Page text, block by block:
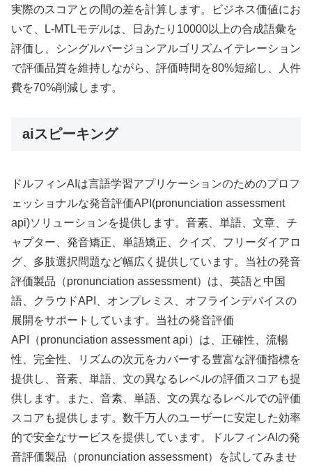
実際のスコアとの間の差を計算します。ビジネス価値にお
いて、L-MTLモデルは、日あたり10000以上の合成語彙を
評価し、シングルバージョンアルゴリズムイテレーション
で評価品質を維持しながら、評価時間を80%短縮し、人件
費を70%削減します。
aiスピーキング
ドルフィンAIは言語学習アプリケーションのためのプロフ
ェッショナルな発音評価API(pronunciation assessment
api)ソリューションを提供します。音素、単語、文章、チ
ャプター、発音矯正、単語矯正、クイズ、フリーダイアロ
グ、多肢選択問題など幅広く提供しています。当社の発音
評価製品（pronunciation assessment）は、英語と中国
語、クラウドAPI、オンプレミス、オフラインデバイスの
展開をサポートしています。当社の発音評価
API（pronunciation assessment api）は、正確性、流暢
性、完全性、リズムの次元をカバーする豊富な評価指標を
提供し、音素、単語、文の異なるレベルの評価スコアも提
供します。また、音素、単語、文の異なるレベルでの評価
スコアも提供します。数千万人のユーザーに安定した効率
的で安全なサービスを提供しています。ドルフィンAIの発
音評価製品（pronunciation assessment）を試してみませ